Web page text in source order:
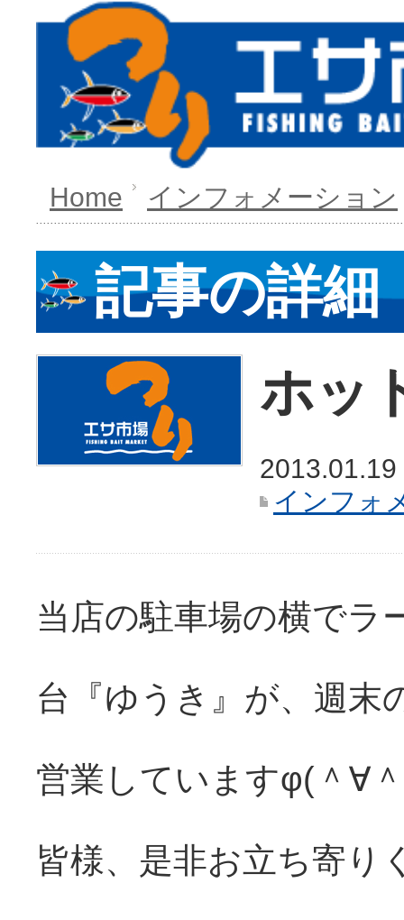
Home インフォメーション
記事の詳細
ホッ
2013.01.19
インフォ
当店の駐車場の横でラ
台『ゆうき』が、週末
営業していますφ(＾∀
皆様、是非お立ち寄り